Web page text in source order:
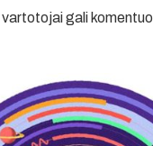
vartotojai gali